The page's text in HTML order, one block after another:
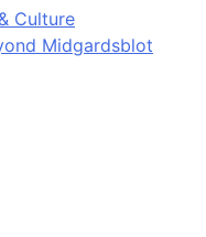
Culture
Midgardsblot